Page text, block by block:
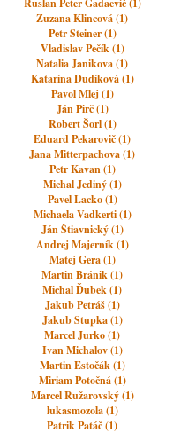
Ruslan Peter Gadaevič (1)
Zuzana Klincová (1)
Petr Steiner (1)
Vladislav Pečík (1)
Natalia Janikova (1)
Katarína Dudíková (1)
Pavol Mlej (1)
Ján Pirč (1)
Robert Šorl (1)
Eduard Pekarovič (1)
Jana Mitterpachova (1)
Petr Kavan (1)
Michal Jediný (1)
Pavel Lacko (1)
Michaela Vadkerti (1)
Ján Štiavnický (1)
Andrej Majerník (1)
Matej Gera (1)
Martin Bránik (1)
Michal Ďubek (1)
Jakub Petráš (1)
Jakub Stupka (1)
Marcel Jurko (1)
Ivan Michalov (1)
Martin Estočák (1)
Miriam Potočná (1)
Marcel Ružarovský (1)
lukasmozola (1)
Patrik Patáč (1)